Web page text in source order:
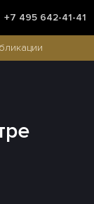
+7 495 642-41-41